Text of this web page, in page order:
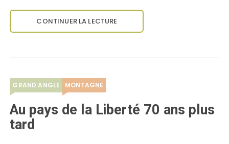
CONTINUER LA LECTURE
GRAND ANGLE MONTAGNE
Au pays de la Liberté 70 ans plus
tard